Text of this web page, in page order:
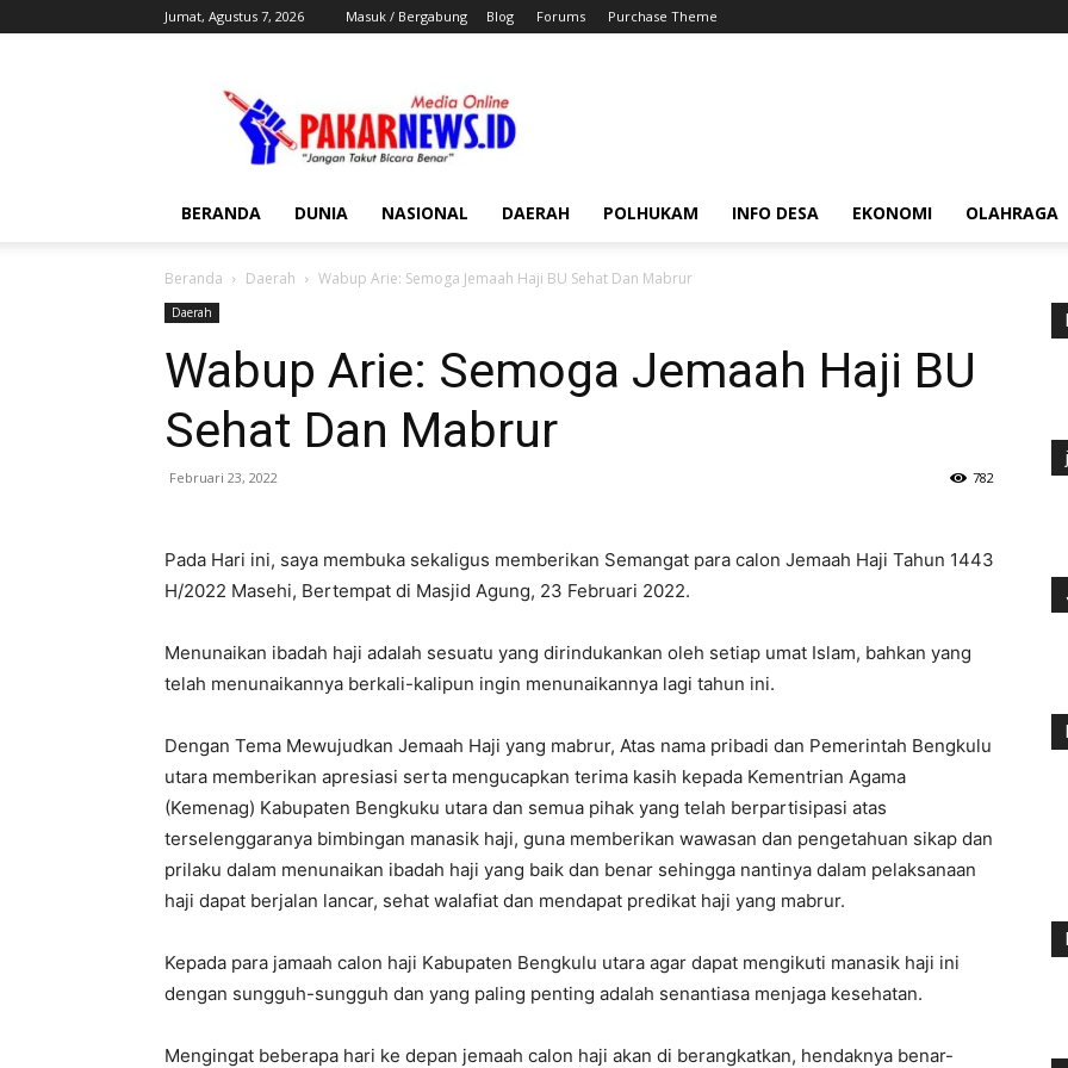
Jumat, Agustus 7, 2026 Masuk / Bergabung Blog Forums Purchase Theme
BERANDA DUNIA NASIONAL DAERAH POLHUKAM INFO DESA EKONOMI OLAHRAGA
Beranda Daerah Wabup Arie: Semoga Jemaah Haji BU Sehat Dan Mabrur
Daerah
Wabup Arie: Semoga Jemaah Haji BU
Sehat Dan Mabrur
Februari 23, 2022 782
Pada Hari ini, saya membuka sekaligus memberikan Semangat para calon Jemaah Haji Tahun 1443
H/2022 Masehi, Bertempat di Masjid Agung, 23 Februari 2022.
Menunaikan ibadah haji adalah sesuatu yang dirindukankan oleh setiap umat Islam, bahkan yang
telah menunaikannya berkali-kalipun ingin menunaikannya lagi tahun ini.
Dengan Tema Mewujudkan Jemaah Haji yang mabrur, Atas nama pribadi dan Pemerintah Bengkulu
utara memberikan apresiasi serta mengucapkan terima kasih kepada Kementrian Agama
(Kemenag) Kabupaten Bengkuku utara dan semua pihak yang telah berpartisipasi atas
terselenggaranya bimbingan manasik haji, guna memberikan wawasan dan pengetahuan sikap dan
prilaku dalam menunaikan ibadah haji yang baik dan benar sehingga nantinya dalam pelaksanaan
haji dapat berjalan lancar, sehat walafiat dan mendapat predikat haji yang mabrur.
Kepada para jamaah calon haji Kabupaten Bengkulu utara agar dapat mengikuti manasik haji ini
dengan sungguh-sungguh dan yang paling penting adalah senantiasa menjaga kesehatan.
Mengingat beberapa hari ke depan jemaah calon haji akan di berangkatkan, hendaknya benar-